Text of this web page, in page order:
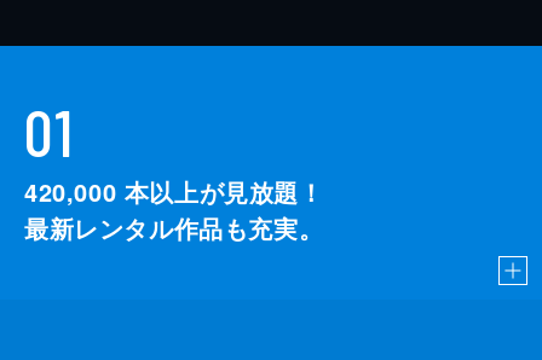
01
420,000 本以上が見放題！
最新レンタル作品も充実。